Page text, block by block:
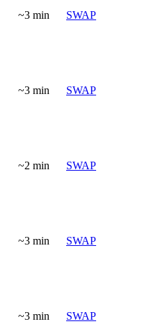
~3 min SWAP
~3 min SWAP
~2 min SWAP
~3 min SWAP
~3 min SWAP